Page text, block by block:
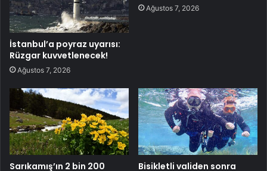
İstanbul’a poyraz uyarısı:
Rüzgar kuvvetlenecek!
Ağustos 7, 2026
Ağustos 7, 2026
Sarıkamış’ın 2 bin 200
Bisikletli validen sonra